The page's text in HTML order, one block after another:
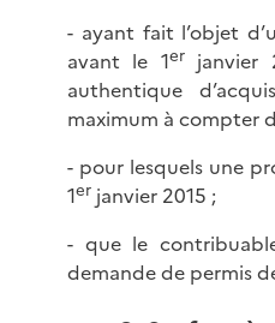
- ayant fait l’objet
avant le 1erjanvier
authentique
maximum à compter
- pour lesquels une
1er janvier 2015 ;
- que le
demande de permis